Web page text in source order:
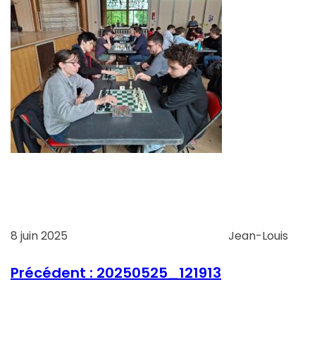
8 juin 2025 Jean-Louis
Précédent : 20250525_121913